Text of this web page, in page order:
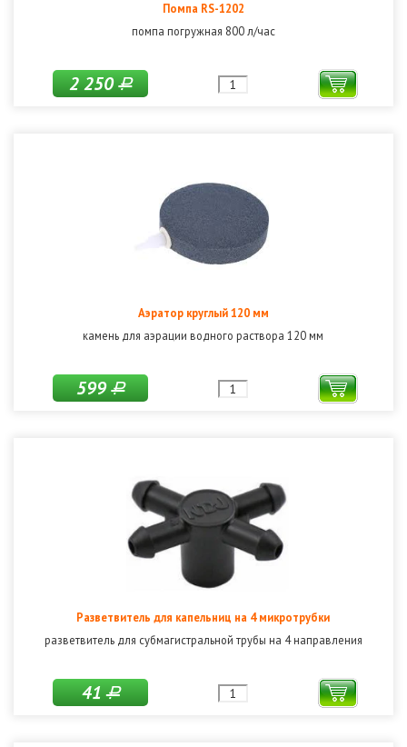
Помпа RS-1202
помпа погружная 800 л/час
2 250Р
Аэратор круглый 120 мм
камень для аэрации водного раствора 120 мм
599Р
Разветвитель для капельниц на 4 микротрубки
разветвитель для субмагистральной трубы на 4 направления
41Р